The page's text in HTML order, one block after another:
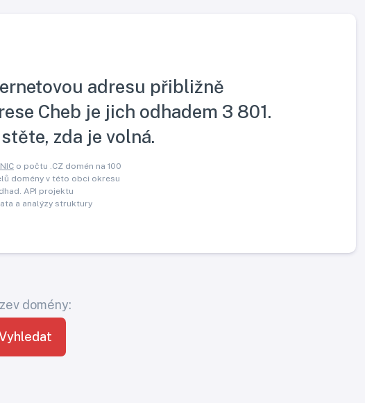
adresu přibližně
Cheb je jich odhadem 3 801.
zda je volná.
o počtu .CZ domén na 100
domény v této obci okresu
API projektu
a analýzy struktury
domény: